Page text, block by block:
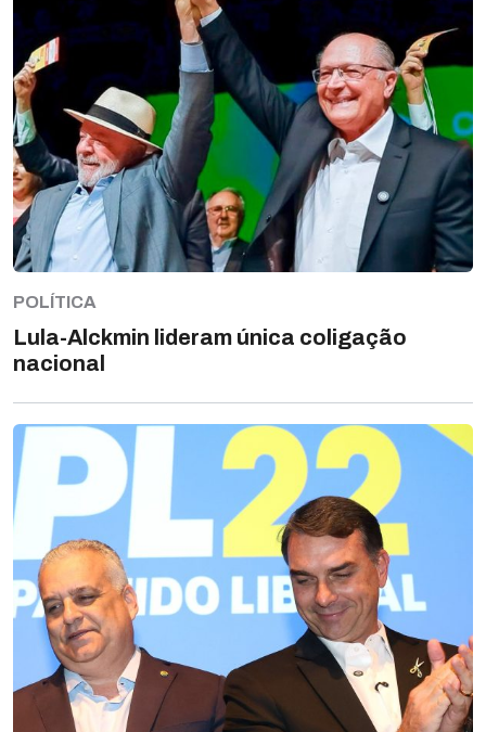
POLÍTICA
Lula-Alckmin lideram única coligação
nacional